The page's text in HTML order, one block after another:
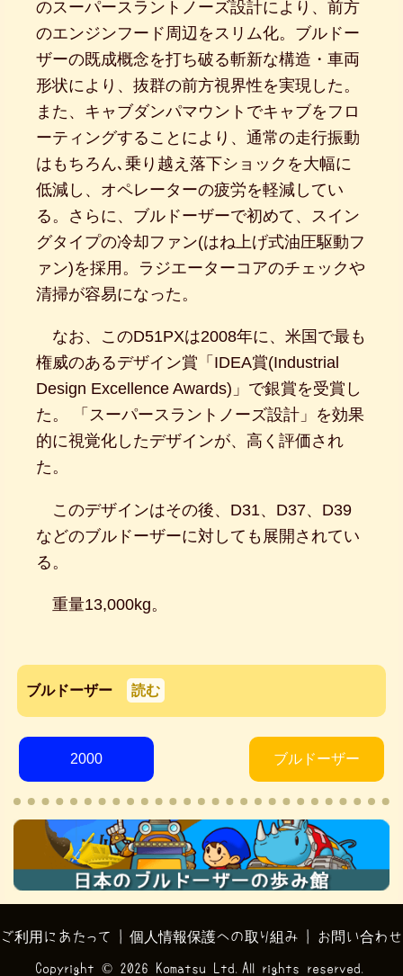
のスーパースラントノーズ設計により、前方
のエンジンフード周辺をスリム化。ブルドー
ザーの既成概念を打ち破る斬新な構造・車両
形状により、抜群の前方視界性を実現した。
また、キャブダンパマウントでキャブをフロ
ーティングすることにより、通常の走行振動
はもちろん､乗り越え落下ショックを大幅に
低減し、オペレーターの疲労を軽減してい
る。さらに、ブルドーザーで初めて、スイン
グタイプの冷却ファン(はね上げ式油圧駆動フ
ァン)を採用。ラジエーターコアのチェックや
清掃が容易になった。
なお、このD51PXは2008年に、米国で最も
権威のあるデザイン賞「IDEA賞(Industrial
Design Excellence Awards)」で銀賞を受賞し
た。 「スーパースラントノーズ設計」を効果
的に視覚化したデザインが、高く評価され
た。
このデザインはその後、D31、D37、D39
などのブルドーザーに対しても展開されてい
る。
重量13,000kg。
ブルドーザー 読む
2000 ブルドーザー
ご利用にあたって | 個人情報保護への取り組み | お問い合わせ
Copyright © 2026 Komatsu Ltd.All rights reserved.